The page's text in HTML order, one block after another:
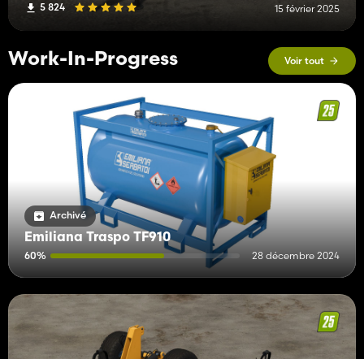
5 824 15 février 2025
Work-In-Progress Voir tout
Archivé
Emiliana Traspo TF910
60% 28 décembre 2024